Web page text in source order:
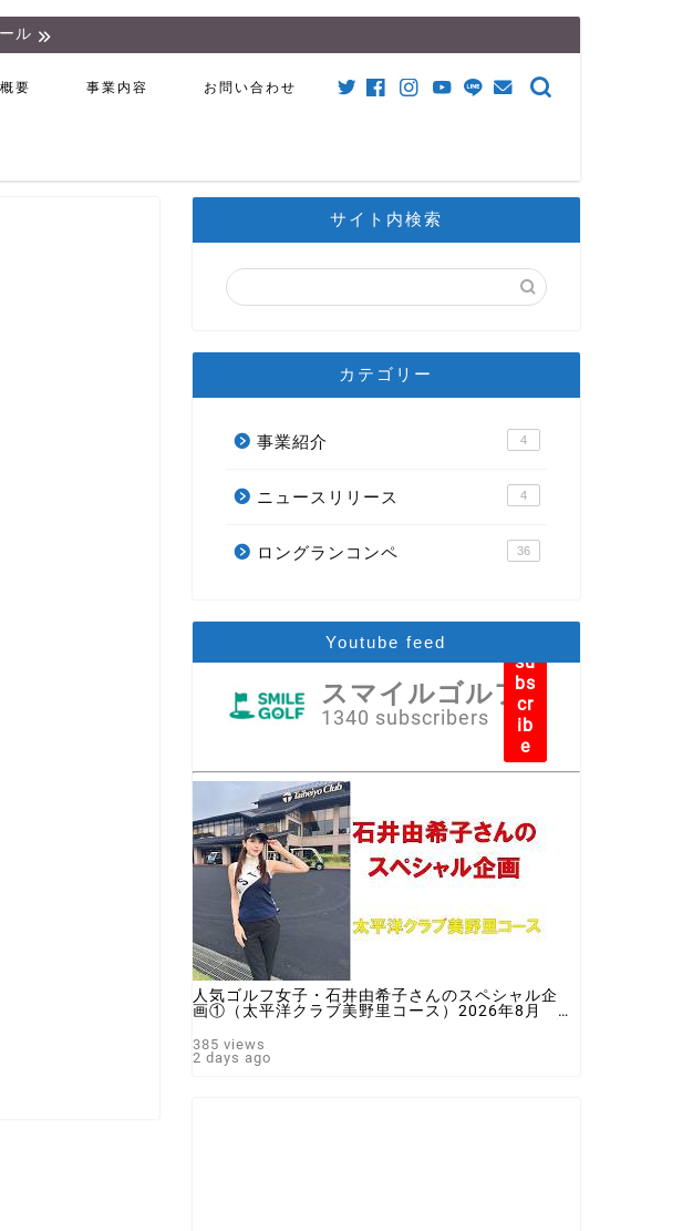
ル
要 事業内容 お問い合わせ
サイト内検索
カテゴリー
事業紹介 4
ニュースリリース 4
ロングランコンペ 36
Youtube feed
スマイルゴルフ
1340 subscribers
su
bs
cr
ib
e
人気ゴルフ女子・石井由希子さんのスペシャル企
画①（太平洋クラブ美野里コース）2026年8月 ♯
画 ♯スマイルゴルフ
385 views
2 days ago